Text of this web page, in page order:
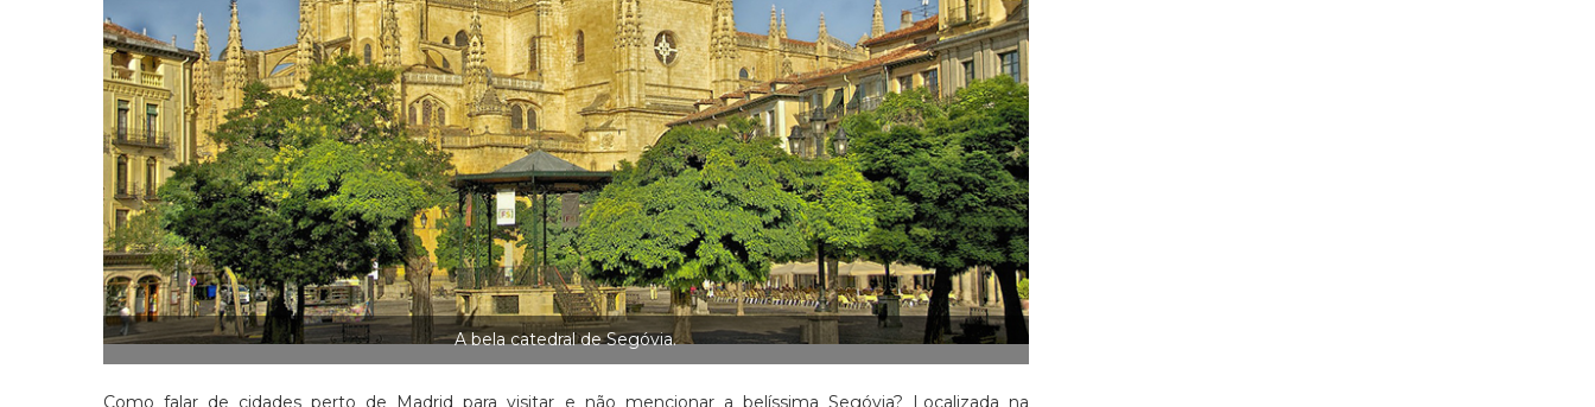
A bela catedral de Segóvia.
Como falar de cidades perto de Madrid para visitar e não mencionar a belíssima Segóvia? Localizada na